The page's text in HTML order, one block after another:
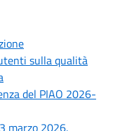
sulla qualità
del PIAO 2026-
marzo 2026.